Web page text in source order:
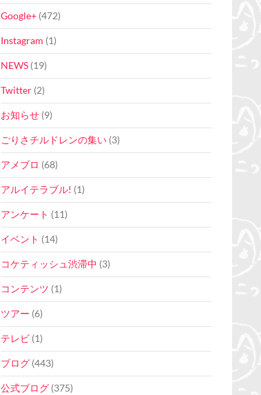
Google+ (472)
Instagram (1)
NEWS (19)
Twitter (2)
お知らせ (9)
ごりさチルドレンの集い (3)
アメブロ (68)
アルイテラブル! (1)
アンケート (11)
イベント (14)
コケティッシュ渋滞中 (3)
コンテンツ (1)
ツアー (6)
テレビ (1)
ブログ (443)
公式ブログ (375)